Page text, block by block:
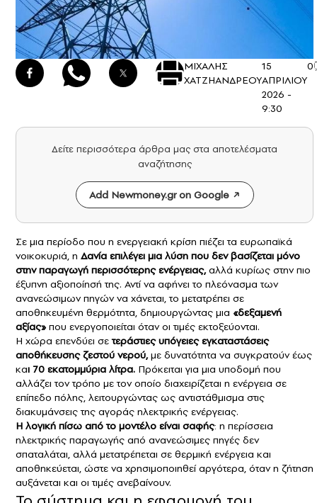
ΜΙΧΑΛΗΣ
ΧΑΤΖΗΑΝΔΡΕΟΥ
15
ΑΠΡΙΛΙΟΥ
2026 -
9:30
0
Δείτε περισσότερα άρθρα μας στα αποτελέσματα
αναζήτησης
Add Newmoney.gr on Google
Σε μια περίοδο που η ενεργειακή κρίση πιέζει τα ευρωπαϊκά
νοικοκυριά, η Δανία επιλέγει μια λύση που δεν βασίζεται μόνο
στην παραγωγή περισσότερης ενέργειας,αλλά κυρίως στην πιο
έξυπνη αξιοποίησή της. Αντί να αφήνει το πλεόνασμα των
ανανεώσιμων πηγών να χάνεται, το μετατρέπει σε
αποθηκευμένη θερμότητα, δημιουργώντας μια «δεξαμενή
αξίας» που ενεργοποιείται όταν οι τιμές εκτοξεύονται.
Η χώρα επενδύει σετεράστιες υπόγειες εγκαταστάσεις
αποθήκευσης ζεστού νερού,με δυνατότητα να συγκρατούν έως
και 70 εκατομμύρια λίτρα. Πρόκειται για μια υποδομή που
αλλάζει τον τρόπο με τον οποίο διαχειρίζεται η ενέργεια σε
επίπεδο πόλης, λειτουργώντας ως αντιστάθμισμα στις
διακυμάνσεις της αγοράς ηλεκτρικής ενέργειας.
Η λογική πίσω από το μοντέλο είναι σαφής: η περίσσεια
ηλεκτρικής παραγωγής από ανανεώσιμες πηγές δεν
σπαταλάται, αλλά μετατρέπεται σε θερμική ενέργεια και
αποθηκεύεται, ώστε να χρησιμοποιηθεί αργότερα, όταν η ζήτηση
αυξάνεται και οι τιμές ανεβαίνουν.